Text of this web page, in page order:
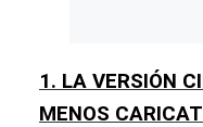
1. LA VERSIÓN
MENOS